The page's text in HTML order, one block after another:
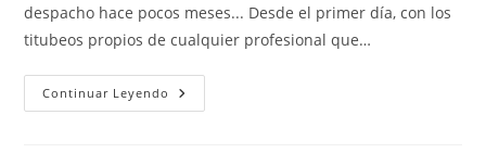
despacho hace pocos meses... Desde el primer día, con los
titubeos propios de cualquier profesional que…
Continuar Leyendo ANA
Y